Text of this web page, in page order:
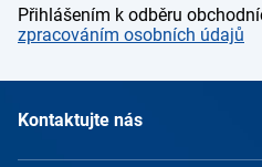
Přihlášením k odběru
zpracováním osobních údajů
Kontaktujte nás